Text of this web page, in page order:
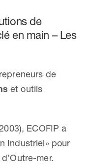
de
en main – Les
de
et outils
ECOFIP a
Industriel» pour
mer.